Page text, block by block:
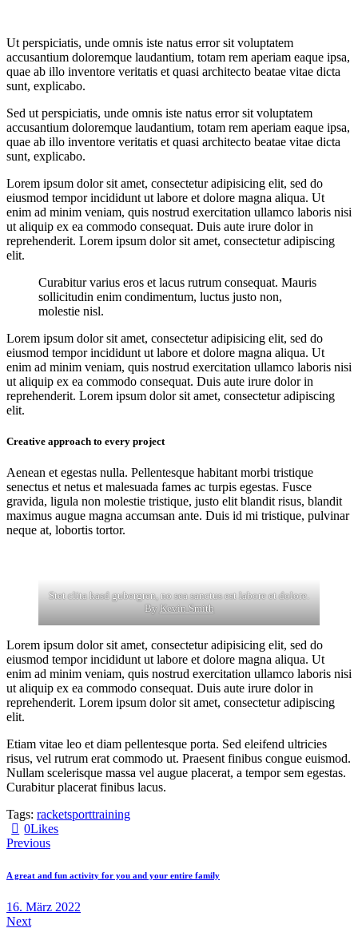
Ut perspiciatis, unde omnis iste natus error sit voluptatem
accusantium doloremque laudantium, totam rem aperiam eaque ipsa,
quae ab illo inventore veritatis et quasi architecto beatae vitae dicta
sunt, explicabo.
Sed ut perspiciatis, unde omnis iste natus error sit voluptatem
accusantium doloremque laudantium, totam rem aperiam eaque ipsa,
quae ab illo inventore veritatis et quasi architecto beatae vitae dicta
sunt, explicabo.
Lorem ipsum dolor sit amet, consectetur adipisicing elit, sed do
eiusmod tempor incididunt ut labore et dolore magna aliqua. Ut
enim ad minim veniam, quis nostrud exercitation ullamco laboris nisi
ut aliquip ex ea commodo consequat. Duis aute irure dolor in
reprehenderit. Lorem ipsum dolor sit amet, consectetur adipiscing
elit.
Curabitur varius eros et lacus rutrum consequat. Mauris
sollicitudin enim condimentum, luctus justo non,
molestie nisl.
Lorem ipsum dolor sit amet, consectetur adipisicing elit, sed do
eiusmod tempor incididunt ut labore et dolore magna aliqua. Ut
enim ad minim veniam, quis nostrud exercitation ullamco laboris nisi
ut aliquip ex ea commodo consequat. Duis aute irure dolor in
reprehenderit. Lorem ipsum dolor sit amet, consectetur adipiscing
elit.
Creative approach to every project
Aenean et egestas nulla. Pellentesque habitant morbi tristique
senectus et netus et malesuada fames ac turpis egestas. Fusce
gravida, ligula non molestie tristique, justo elit blandit risus, blandit
maximus augue magna accumsan ante. Duis id mi tristique, pulvinar
neque at, lobortis tortor.
Stet clita kasd gubergren, no sea sanctus est labore et dolore.
ByKevin Smith
Lorem ipsum dolor sit amet, consectetur adipisicing elit, sed do
eiusmod tempor incididunt ut labore et dolore magna aliqua. Ut
enim ad minim veniam, quis nostrud exercitation ullamco laboris nisi
ut aliquip ex ea commodo consequat. Duis aute irure dolor in
reprehenderit. Lorem ipsum dolor sit amet, consectetur adipiscing
elit.
Etiam vitae leo et diam pellentesque porta. Sed eleifend ultricies
risus, vel rutrum erat commodo ut. Praesent finibus congue euismod.
Nullam scelerisque massa vel augue placerat, a tempor sem egestas.
Curabitur placerat finibus lacus.
Tags: racketsporttraining
0Likes
Beitragsnavigation
Previous
A great and fun activity for you and your entire family
16. März 2022
Next